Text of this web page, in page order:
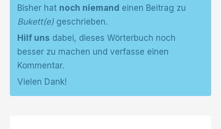
Bisher hat noch niemand einen Beitrag zu
Bukett(e) geschrieben.
Hilf uns dabei, dieses Wörterbuch noch
besser zu machen und verfasse einen
Kommentar.
Vielen Dank!